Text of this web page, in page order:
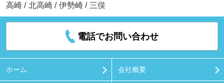
高崎 / 北高崎 / 伊勢崎 / 三俣
電話でお問い合わせ
ホーム 会社概要